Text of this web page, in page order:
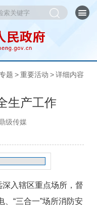
题 > 重要活动 > 详细内容
生产工作
级传媒
入辖区重点场所，督
“三合一”场所消防安